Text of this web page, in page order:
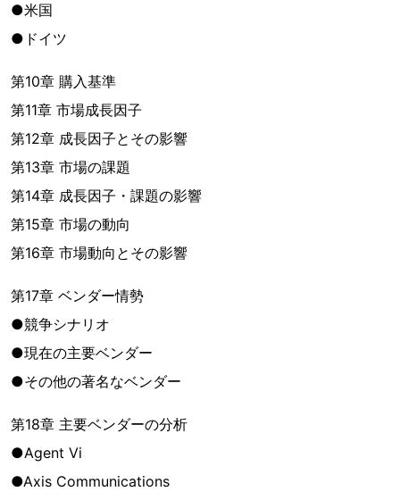
●米国
●ドイツ
第10章 購入基準
第11章 市場成長因子
第12章 成長因子とその影響
第13章 市場の課題
第14章 成長因子・課題の影響
第15章 市場の動向
第16章 市場動向とその影響
第17章 ベンダー情勢
●競争シナリオ
●現在の主要ベンダー
●その他の著名なベンダー
第18章 主要ベンダーの分析
●Agent Vi
●Axis Communications